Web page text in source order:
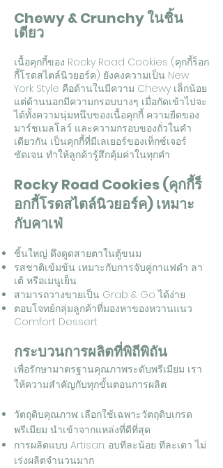
Chewy & Crunchy ในชิ้น
เดียว
เนื้อคุกกี้ของ Rocky Road Cookies (คุกกี้ร็อก
กี้โรดสไตล์นิวยอร์ค) ยังคงความเป็น New
York Style คือด้านในมีความ Chewy เล็กน้อย
แต่ด้านนอกมีความกรอบบางๆ เมื่อกัดเข้าไปจะ
ได้ทั้งความนุ่มหนึบของเนื้อคุกกี้ ความยืดของ
มาร์ชเมลโลว์ และความกรอบของถั่วในคำ
เดียวกัน เป็นคุกกี้ที่มีเลเยอร์ของเท็กซ์เจอร์
ชัดเจน ทำให้ลูกค้ารู้สึกคุ้มค่าในทุกคำ
Rocky Road Cookies (คุกกี้ร็
อกกี้โรดสไตล์นิวยอร์ค) เหมาะ
กับคาเฟ่
ชิ้นใหญ่ ดึงดูดสายตาในตู้ขนม
รสชาติเข้มข้น เหมาะกับการจับคู่กาแฟดำ ลา
เต้ หรือเมนูเย็น
สามารถวางขายเป็น Grab & Go ได้ง่าย
ตอบโจทย์กลุ่มลูกค้าที่มองหาของหวานแนว
Comfort Dessert
กระบวนการผลิตที่พิถีพิถัน
เพื่อรักษามาตรฐานคุณภาพระดับพรีเมียม เรา
ให้ความสำคัญกับทุกขั้นตอนการผลิต:
วัตถุดิบคุณภาพ: เลือกใช้เฉพาะวัตถุดิบเกรด
พรีเมียม นำเข้าจากแหล่งที่ดีที่สุด
การผลิตแบบ Artisan: อบทีละน้อย ทีละเตา ไม่
เร่งผลิตจำนวนมาก